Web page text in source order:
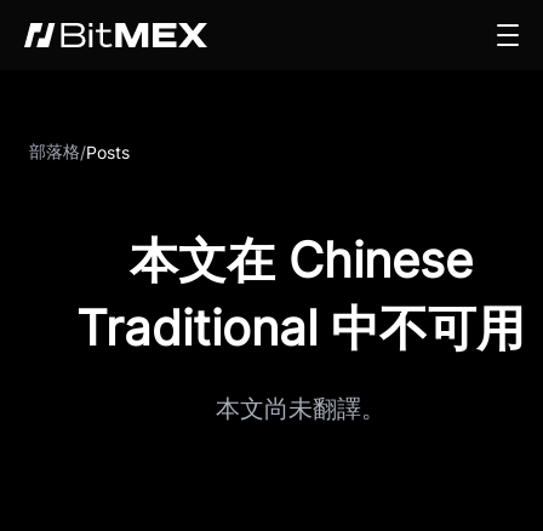
部落格/Posts
本文在 Chinese
Traditional 中不可用
本文尚未翻譯。